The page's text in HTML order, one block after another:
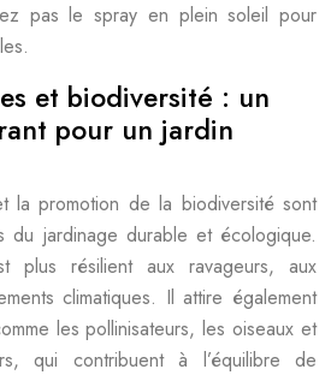
pas le spray en plein soleil pour
et biodiversité : un
pour un jardin
la promotion de la biodiversité sont
du jardinage durable et écologique.
plus résilient aux ravageurs, aux
climatiques. Il attire également
les pollinisateurs, les oiseaux et
qui contribuent à l’équilibre de